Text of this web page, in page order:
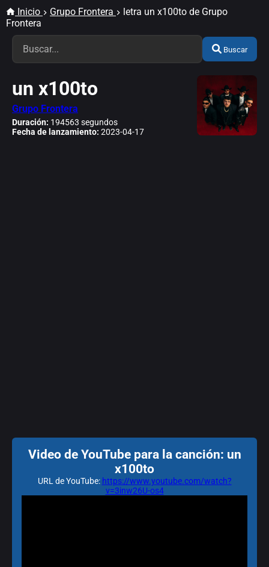
Inicio Grupo Frontera
letra un x100to de Grupo
Frontera
Buscar
un x100to
Grupo Frontera
Duración: 194563 segundos
Fecha de lanzamiento: 2023-04-17
Video de YouTube para la canción: un
x100to
URL de YouTube: https://www.youtube.com/watch?
v=3inw26U-os4